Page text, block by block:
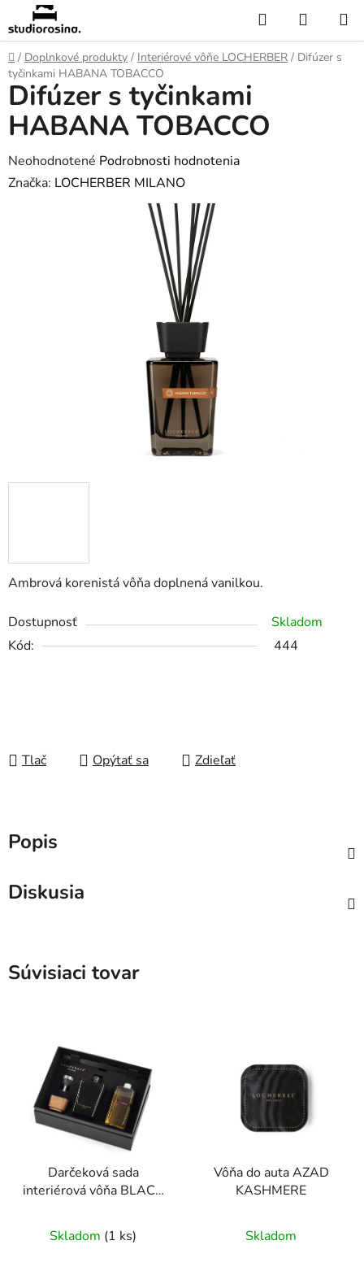
Prejsť
na
obsah
Hľadať
KOŠÍK
Domov
/ Doplnkové produkty / Interiérové vôňe LOCHERBER / Difúzer s
tyčinkami HABANA TOBACCO
Ambrová korenistá vôňa doplnená vanilkou.
Dostupnosť
Skladom
Kód:
444
Tlač Opýtať sa Zdieľať
Difúzer s tyčinkami
HABANA TOBACCO
Priemerné
hodnotenie
Neohodnotené Podrobnosti hodnotenia
Značka: LOCHERBER MILANO
Popis
Diskusia
Súvisiaci tovar
Darčeková sada
interiérová vôňa BLACK
Skladom (1 ks)
Vôňa do auta AZAD
KASHMERE
Skladom